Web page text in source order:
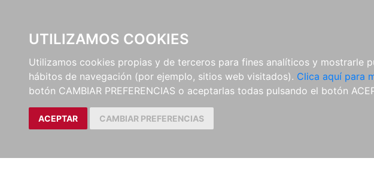
UTILIZAMOS COOKIES
Utilizamos cookies propias y de terceros para fines analíticos y mostrarle
hábitos de navegación (por ejemplo, sitios web visitados). Clica aquí para
botón CAMBIAR PREFERENCIAS o aceptarlas todas pulsando el botón
ACEPTAR CAMBIAR PREFERENCIAS
EDITORIAL E-BOOKS
Libros